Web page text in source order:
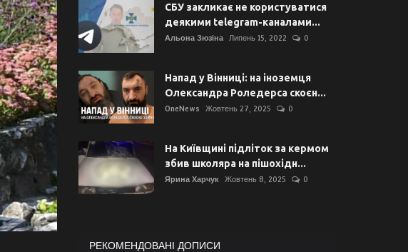
СБУ закликає не користуватися
деякими telegram-каналами...
Альона Зюзіна Липень 15, 2022 0
Напад у Вінниці: на іноземця
Олександра Роледерса скоєн...
OneNews Жовтень 27, 2025 0
На Київщині підліток за кермом
збив школяра на пішохідн...
Ярина Харчук Жовтень 8, 2025 0
РЕКОМЕНДОВАНІ ДОПИСИ